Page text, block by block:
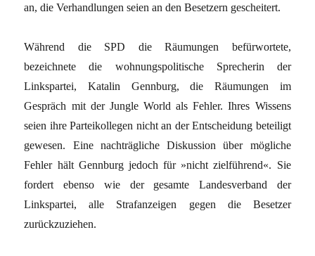
an, die Verhandlungen seien an den Besetzern gescheitert.
Während die SPD die Räumungen befürwortete,
bezeichnete die wohnungspolitische Sprecherin der
Linkspartei, Katalin Gennburg, die Räumungen im
Gespräch mit der Jungle World als Fehler. Ihres Wissens
seien ihre Parteikollegen nicht an der Entscheidung beteiligt
gewesen. Eine nachträgliche Diskussion über mögliche
Fehler hält Gennburg jedoch für »nicht zielführend«. Sie
fordert ebenso wie der gesamte Landesverband der
Linkspartei, alle Strafanzeigen gegen die Besetzer
zurückzuziehen.